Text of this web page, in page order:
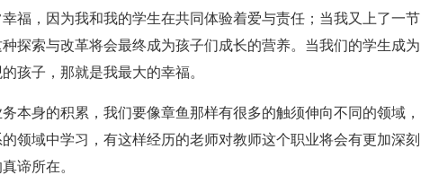
福，因为我和我的学生在共同体验着爱与责任；当我又上了一节
探索与改革将会最终成为孩子们成长的营养。当我们的学生成为
孩子，那就是我最大的幸福。
本身的积累，我们要像章鱼那样有很多的触须伸向不同的领域，
领域中学习，有这样经历的老师对教师这个职业将会有更加深刻
谛所在。